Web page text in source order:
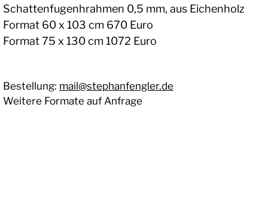
Schattenfugenhrahmen 0,5 mm, aus Eichenholz
Format 60 x 103 cm 670 Euro
Format 75 x 130 cm 1072 Euro
Bestellung: mail@stephanfengler.de
Weitere Formate auf Anfrage